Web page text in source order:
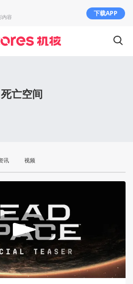
死亡空间
讯 视频
内容 下载APP